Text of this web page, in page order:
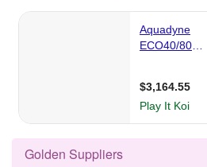
Golden Suppliers